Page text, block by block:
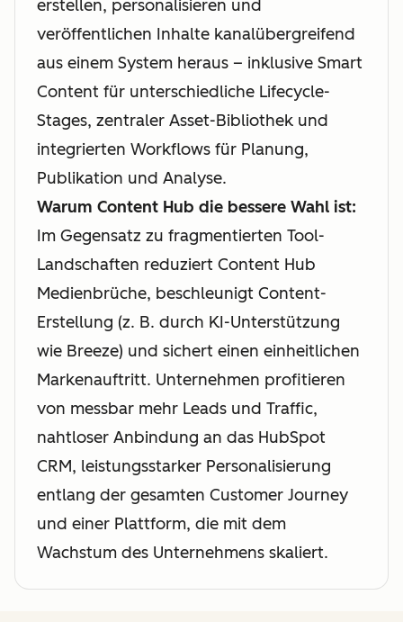
erstellen, personalisieren und
veröffentlichen Inhalte kanalübergreifend
aus einem System heraus – inklusive Smart
Content für unterschiedliche Lifecycle-
Stages, zentraler Asset-Bibliothek und
integrierten Workflows für Planung,
Publikation und Analyse.
Warum Content Hub die bessere Wahl ist:
Im Gegensatz zu fragmentierten Tool-
Landschaften reduziert Content Hub
Medienbrüche, beschleunigt Content-
Erstellung (z. B. durch KI-Unterstützung
wie Breeze) und sichert einen einheitlichen
Markenauftritt. Unternehmen profitieren
von messbar mehr Leads und Traffic,
nahtloser Anbindung an das HubSpot
CRM, leistungsstarker Personalisierung
entlang der gesamten Customer Journey
und einer Plattform, die mit dem
Wachstum des Unternehmens skaliert.